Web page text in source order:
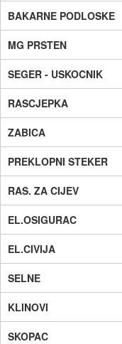
BAKARNE PODLOSKE
MG PRSTEN
SEGER - USKOCNIK
RASCJEPKA
ZABICA
PREKLOPNI STEKER
RAS. ZA CIJEV
EL.OSIGURAC
EL.CIVIJA
SELNE
KLINOVI
SKOPAC